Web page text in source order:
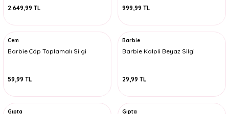
2.649,99 TL 999,99 TL
Cem
Barbie Çöp Toplamalı Silgi
59,99 TL
Barbie
Barbie Kalpli Beyaz Silgi
29,99 TL
Gıpta Gıpta